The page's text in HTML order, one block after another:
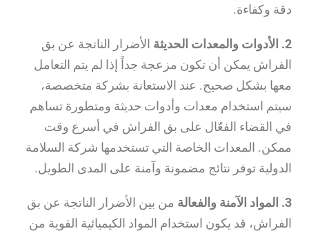
دقة وكفاءة.
2. الأدوات والمعدات الحديثة
الأضرار الناتجة عن بق
الفراش يمكن أن تكون مزعجة جداً إذا لم يتم التعامل
معها بشكل صحيح. عند الاستعانة بشركة متخصصة،
سيتم استخدام معدات وأدوات حديثة ومتطورة تساهم
في القضاء الفعّال على بق الفراش في أسرع وقت
ممكن. المعدات الخاصة التي تستخدمها شركة السلامة
الدولية توفر نتائج مضمونة وآمنة على المدى الطويل.
3. المواد الآمنة والفعالة
من بين الأضرار الناتجة عن بق
الفراش، قد يكون استخدام المواد الكيميائية القوية من